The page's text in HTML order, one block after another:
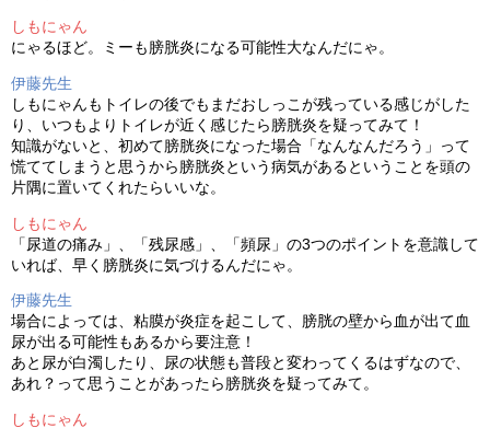
しもにゃん
にゃるほど。ミーも膀胱炎になる可能性大なんだにゃ。
伊藤先生
しもにゃんもトイレの後でもまだおしっこが残っている感じがした
り、いつもよりトイレが近く感じたら膀胱炎を疑ってみて！
知識がないと、初めて膀胱炎になった場合「なんなんだろう」って
慌ててしまうと思うから膀胱炎という病気があるということを頭の
片隅に置いてくれたらいいな。
しもにゃん
「尿道の痛み」、「残尿感」、「頻尿」の3つのポイントを意識して
いれば、早く膀胱炎に気づけるんだにゃ。
伊藤先生
場合によっては、粘膜が炎症を起こして、膀胱の壁から血が出て血
尿が出る可能性もあるから要注意！
あと尿が白濁したり、尿の状態も普段と変わってくるはずなので、
あれ？って思うことがあったら膀胱炎を疑ってみて。
しもにゃん